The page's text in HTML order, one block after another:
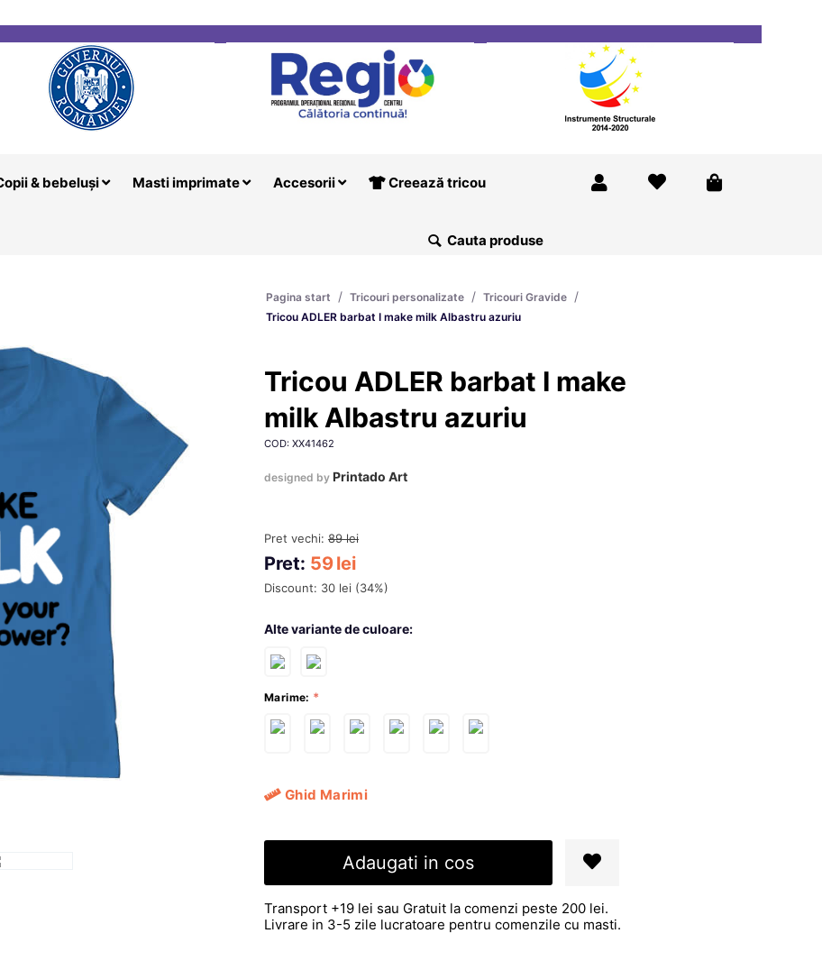
& bebeluși Masti imprimate Accesorii Creează tricou
Pagina start / Tricouri personalizate / Tricouri Gravide /
Tricou ADLER barbat I make milk Albastru azuriu
Tricou ADLER barbat I make
milk Albastru azuriu
COD: XX41462
designed by Printado Art
Pret vechi: 89 lei
Pret: 59lei
Discount: 30lei (34%)
Alte variante de culoare:
Marime:
Ghid Marimi
Adaugati in cos
Transport +19 lei sau Gratuit la comenzi peste 200 lei.
Livrare in 3-5 zile lucratoare pentru comenzile cu masti.